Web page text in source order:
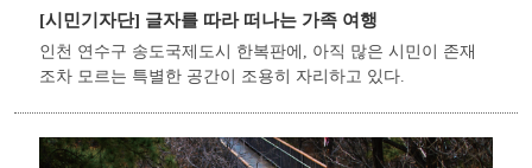
[시민기자단] 글자를 따라 떠나는 가족 여행
인천 연수구 송도국제도시 한복판에, 아직 많은 시민이 존재
조차 모르는 특별한 공간이 조용히 자리하고 있다.